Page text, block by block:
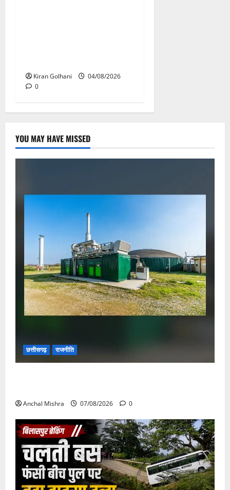
Kiran Golhani
04/08/2026
0
YOU MAY HAVE MISSED
छत्तीसगढ़ राजनीति
Anchal Mishra 07/08/2026 0